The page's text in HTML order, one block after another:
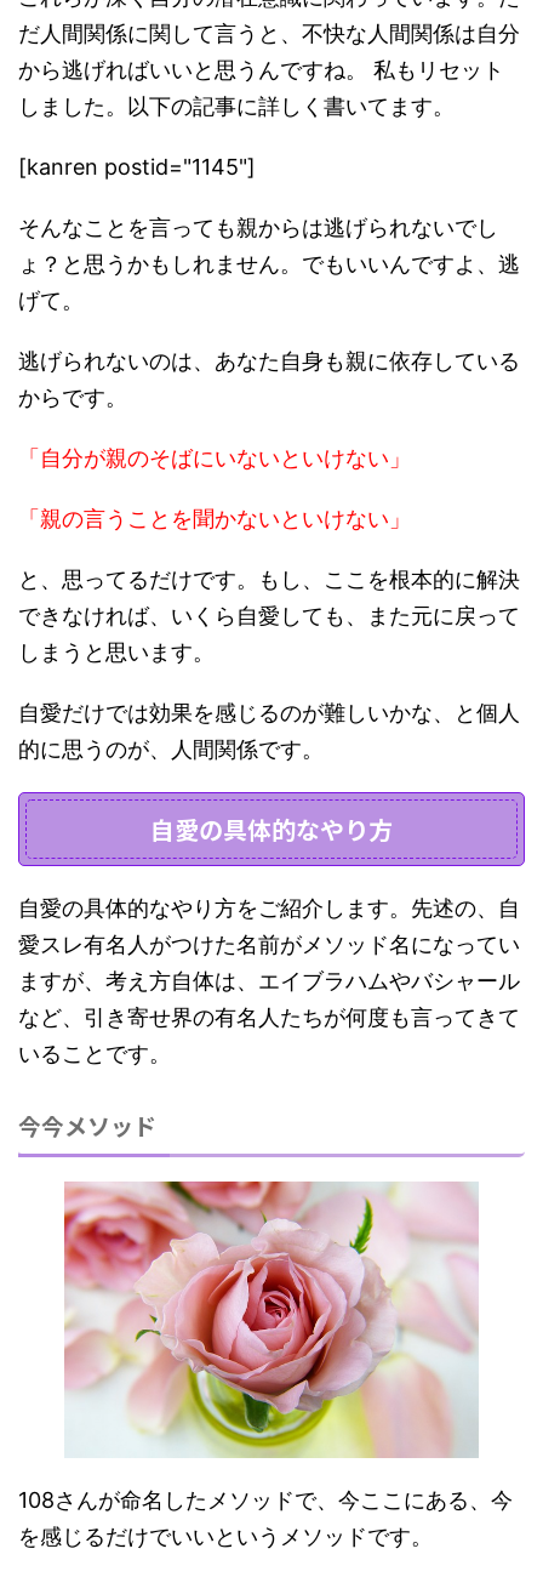
だ人間関係に関して言うと、不快な人間関係は自分
から逃げればいいと思うんですね。 私もリセット
しました。以下の記事に詳しく書いてます。
[kanren postid="1145"]
そんなことを言っても親からは逃げられないでし
ょ？と思うかもしれません。でもいいんですよ、逃
げて。
逃げられないのは、 あなた自身も親に依存している
からです。
「自分が親のそばにいないといけない」
「親の言うことを聞かないといけない」
と、思ってるだけです。もし、ここを根本的に解決
できなければ、いくら自愛しても、また元に戻って
しまうと思います。
自愛だけでは効果を感じるのが難しいかな、と個人
的に思うのが、人間関係です。
自愛の具体的なやり方
自愛の具体的なやり方をご紹介します。先述の、自
愛スレ有名人がつけた名前がメソッド名になってい
ますが、考え方自体は、エイブラハムやバシャール
など、引き寄せ界の有名人たちが何度も言ってきて
いることです。
今今メソッド
108さんが命名したメソッドで、今ここにある、今
を感じるだけでいいというメソッドです。